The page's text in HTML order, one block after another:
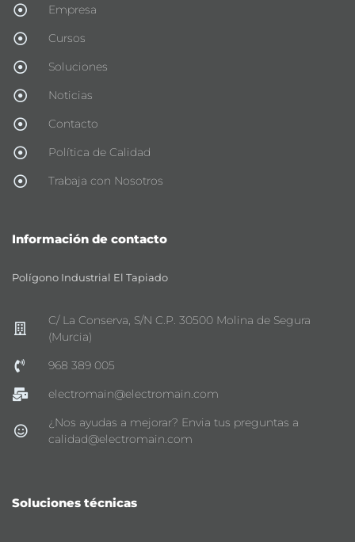
Empresa
Cursos
Soluciones
Noticias
Contacto
Política de Calidad
Trabaja con Nosotros
Información de contacto
Polígono Industrial El Tapiado
C/ La Conserva, S/N C.P. 30500 Molina de Segura
(Murcia)
968 389 005
electromain@electromain.com
¿Nos ayudas a mejorar? Envia tus preguntas a
calidad@electromain.com
Soluciones técnicas